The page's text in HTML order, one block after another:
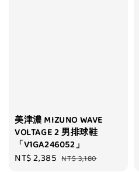
美津濃 MIZUNO WAVE
VOLTAGE 2 男排球鞋
「V1GA246052」
Sale
NT$ 2,385 Regular
NT$ 3,180